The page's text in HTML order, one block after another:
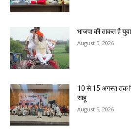
भाजपा की ताकत है युवा
August 5, 2026
10 से 15 अगस्त तक
साहू
August 5, 2026